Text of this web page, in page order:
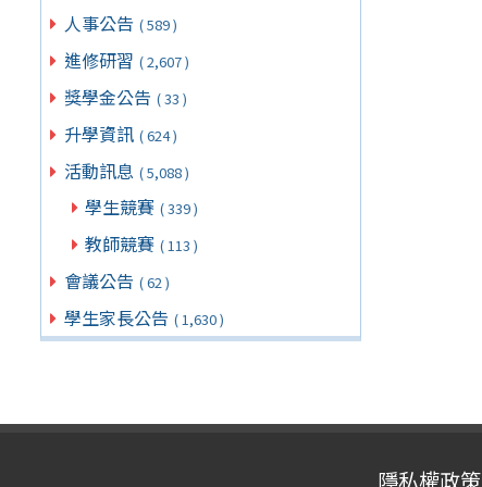
人事公告 ( 589 )
進修研習 ( 2,607 )
獎學金公告 ( 33 )
升學資訊 ( 624 )
活動訊息 ( 5,088 )
學生競賽 ( 339 )
教師競賽 ( 113 )
會議公告 ( 62 )
學生家長公告 ( 1,630 )
隱私權政策